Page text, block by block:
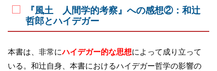
『風土 人間学的考察』への感想②：和辻
哲郎とハイデガー
本書は、非常にハイデガー的な思想によって成り立って
いる。和辻自身、本書におけるハイデガー哲学の影響の